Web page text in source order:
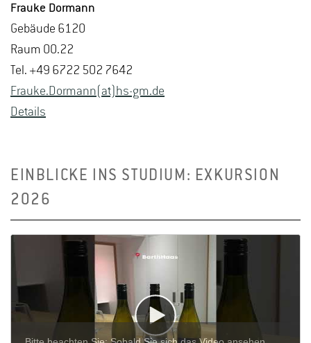
Frau­ke Dor­mann
Ge­bäu­de 6120
Raum 00.22
Tel. +49 6722 502 7642
Frau­ke.Dor­mann(at)hs-​gm.​de
De­tails
EINBLICKE INS STUDIUM: EXKURSION
2026